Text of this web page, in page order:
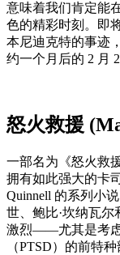
意味着我们肯定能
色的精彩时刻。即
本尼迪克特的事迹
约一个月后的 2 月
怒火救援
一部名为《怒火救
拥有如此强大的卡
Quinnell 的系列小
世、鲍比·坎纳瓦尔
激烈——尤其是考
（PTSD）的前特